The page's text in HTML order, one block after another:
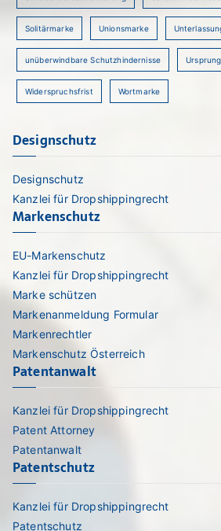
Solitärmarke Unionsmarke
unüberwindbare Schutzhindernisse
Widerspruchsfrist Wortmarke
Designschutz
Designschutz
Kanzlei für Dropshippingrecht
Markenschutz
EU-Markenschutz
Kanzlei für Dropshippingrecht
Marke schützen
Markenanmeldung Formular
Markenrechtler
Markenschutz Österreich
Patentanwalt
Kanzlei für Dropshippingrecht
Patent Attorney
Patentanwalt
Patentschutz
Kanzlei für Dropshippingrecht
Patentschutz